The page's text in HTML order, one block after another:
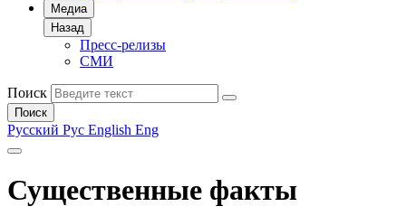
Медиа
Назад
Пресс-релизы
СМИ
Поиск
Поиск
Русский Рус English Eng
Существенные факты